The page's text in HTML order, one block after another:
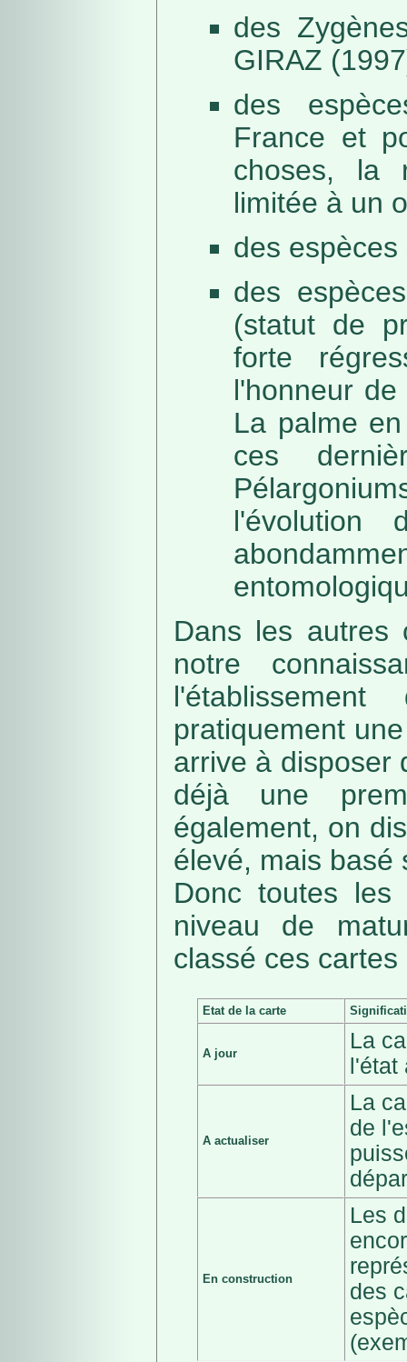
des
GIRAZ
des
France et
choses, la
limitée à un
des
des
(statut de
forte
l'honneur
La palme
ces
l'évolution
Dans les autres
notre
pratiquement
arrive à disposer
déjà une
également, on
élevé, mais basé
Donc toutes
niveau de
classé ces
Etat de la carte
A jour
La
A actualiser
La
de
En construction
Les
des